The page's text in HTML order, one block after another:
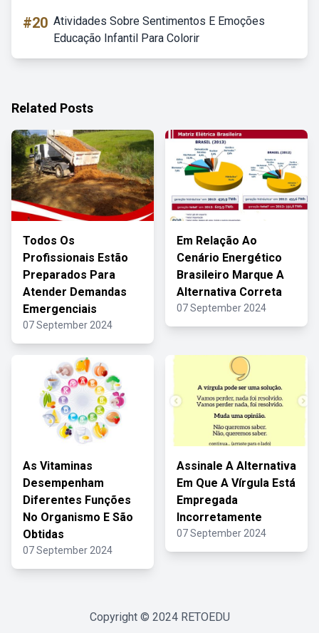
#20 Atividades Sobre Sentimentos E Emoções
Educação Infantil Para Colorir
Related Posts
Todos Os
Profissionais Estão
Preparados Para
Atender Demandas
Emergenciais
07 September 2024
Em Relação Ao
Cenário Energético
Brasileiro Marque A
Alternativa Correta
07 September 2024
As Vitaminas
Desempenham
Diferentes Funções
No Organismo E São
Obtidas
07 September 2024
Assinale A Alternativa
Em Que A Vírgula Está
Empregada
Incorretamente
07 September 2024
Copyright © 2024 RETOEDU